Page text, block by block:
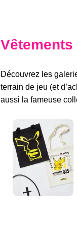
Découvrez les
terrain de jeu (et
aussi la fameuse